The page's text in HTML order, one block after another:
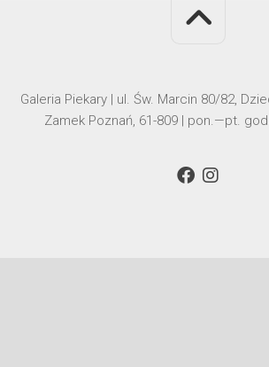
Galeria Piekary | ul. Św. Marcin 80/82,
Zamek Poznań, 61-809 | pon.—pt.